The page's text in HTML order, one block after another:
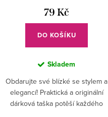
79 Kč
DO KOŠÍKU
Skladem
Obdarujte své blízké se stylem a
elegancí! Praktická a originální
dárková taška potěší každého